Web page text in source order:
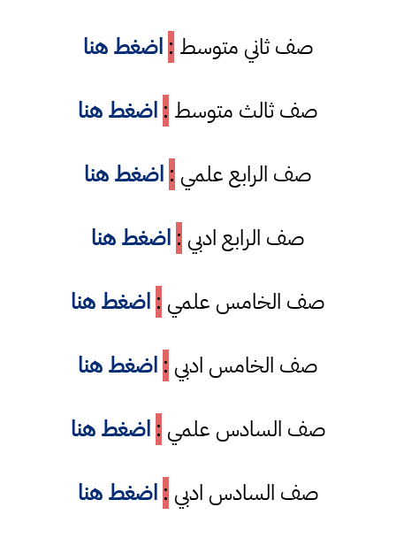
صف ثاني متوسط : اضغط هنا
صف ثالث متوسط : اضغط هنا
صف الرابع علمي : اضغط هنا
صف الرابع ادبي : اضغط هنا
صف الخامس علمي : اضغط هنا
صف الخامس ادبي : اضغط هنا
صف السادس علمي : اضغط هنا
صف السادس ادبي : اضغط هنا